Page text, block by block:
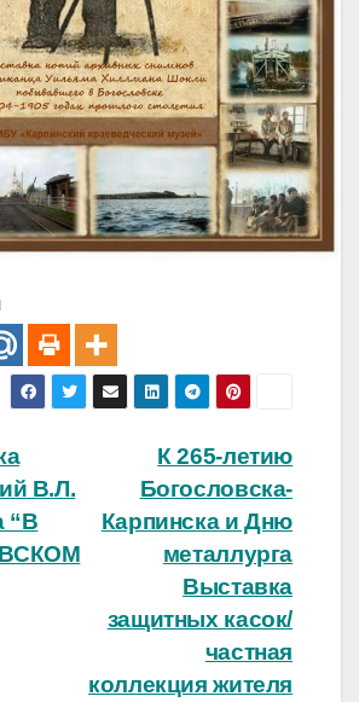
К 265-летию
Богословска-
Карпинска и Дню
металлурга
Выставка
защитных касок/
частная
коллекция жителя
В.Л.
“В